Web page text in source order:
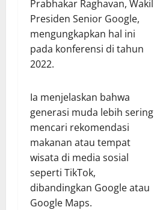
Prabhakar Raghavan, Wakil
Presiden Senior Google,
mengungkapkan hal ini
pada konferensi di tahun
2022.
Ia menjelaskan bahwa
generasi muda lebih sering
mencari rekomendasi
makanan atau tempat
wisata di media sosial
seperti TikTok,
dibandingkan Google atau
Google Maps.